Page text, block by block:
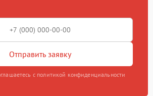
Отправить заявку
с политикой конфиденциальности